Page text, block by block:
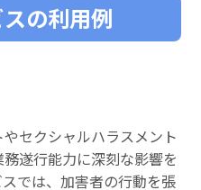
の利用例
セクシャルハラスメント
遂行能力に深刻な影響を
では、加害者の行動を張